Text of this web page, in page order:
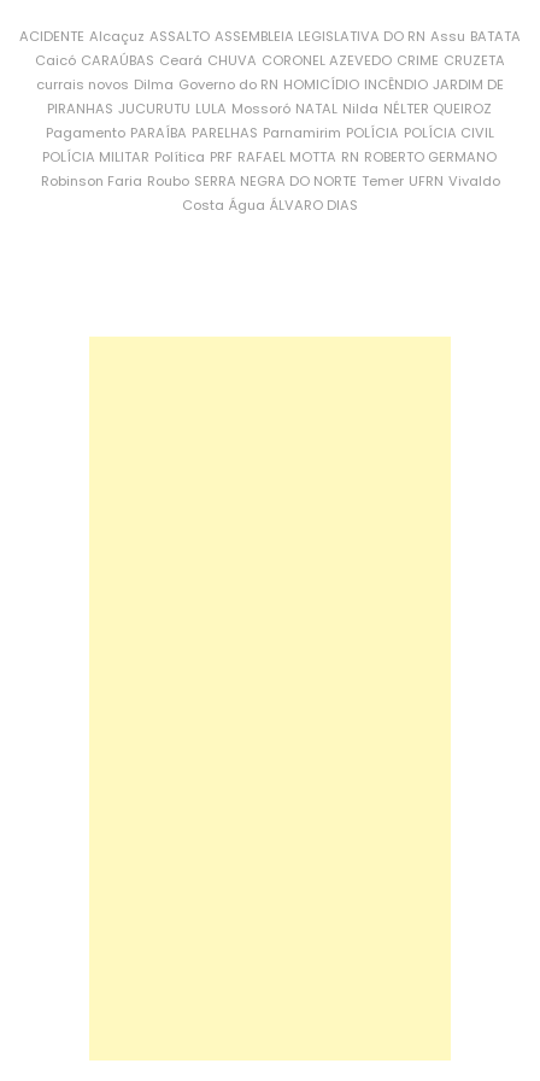
ACIDENTE Alcaçuz ASSALTO ASSEMBLEIA LEGISLATIVA DO RN Assu BATATA
Caicó CARAÚBAS Ceará CHUVA CORONEL AZEVEDO CRIME CRUZETA
currais novos Dilma Governo do RN HOMICÍDIO INCÊNDIO JARDIM DE
PIRANHAS JUCURUTU LULA Mossoró NATAL Nilda NÉLTER QUEIROZ
Pagamento PARAÍBA PARELHAS Parnamirim POLÍCIA POLÍCIA CIVIL
POLÍCIA MILITAR Política PRF RAFAEL MOTTA RN ROBERTO GERMANO
Robinson Faria Roubo SERRA NEGRA DO NORTE Temer UFRN Vivaldo
Costa Água ÁLVARO DIAS